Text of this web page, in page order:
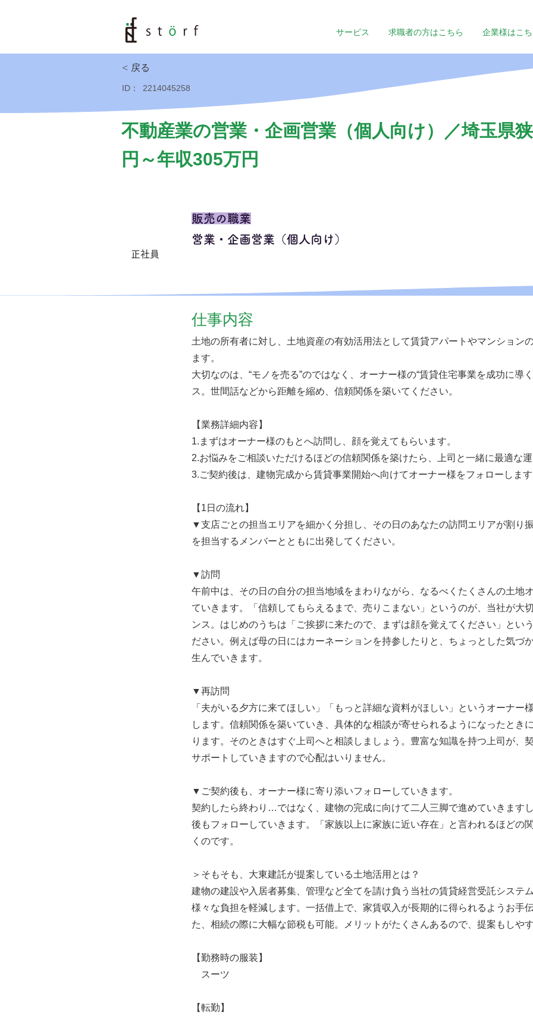
サービス 求職者の方はこちら 企業様はこち
< 戻る
ID： 2214045258
不動産業の営業・企画営業（個人向け）／埼玉県
円～年収305万円
正社員
販売の職業
営業・企画営業（個人向け）
仕事内容
土地の所有者に対し、土地資産の有効活用法として賃貸アパートやマンション
ます。
大切なのは、“モノを売る”のではなく、オーナー様の“賃貸住宅事業を成功に導
ス。世間話などから距離を縮め、信頼関係を築いてください。
【業務詳細内容】
1.まずはオーナー様のもとへ訪問し、顔を覚えてもらいます。
2.お悩みをご相談いただけるほどの信頼関係を築けたら、上司と一緒に最適な運
3.ご契約後は、建物完成から賃貸事業開始へ向けてオーナー様をフォローします
【1日の流れ】
▼支店ごとの担当エリアを細かく分担し、その日のあなたの訪問エリアが割り
を担当するメンバーとともに出発してください。
▼訪問
午前中は、その日の自分の担当地域をまわりながら、なるべくたくさんの土地
ていきます。「信頼してもらえるまで、売りこまない」というのが、当社が大
ンス。はじめのうちは「ご挨拶に来たので、まずは顔を覚えてください」とい
ださい。例えば母の日にはカーネーションを持参したりと、ちょっとした気づ
生んでいきます。
▼再訪問
「夫がいる夕方に来てほしい」「もっと詳細な資料がほしい」というオーナー
します。信頼関係を築いていき、具体的な相談が寄せられるようになったとき
ります。そのときはすぐ上司へと相談しましょう。豊富な知識を持つ上司が、
サポートしていきますので心配はいりません。
▼ご契約後も、オーナー様に寄り添いフォローしていきます。
契約したら終わり…ではなく、建物の完成に向けて二人三脚で進めていきます
後もフォローしていきます。「家族以上に家族に近い存在」と言われるほどの
くのです。
＞そもそも、大東建託が提案している土地活用とは？
建物の建設や入居者募集、管理など全てを請け負う当社の賃貸経営受託システ
様々な負担を軽減します。一括借上で、家賃収入が長期的に得られるようお手
た、相続の際に大幅な節税も可能。メリットがたくさんあるので、提案もしやす
【勤務時の服装】
スーツ
【転勤】